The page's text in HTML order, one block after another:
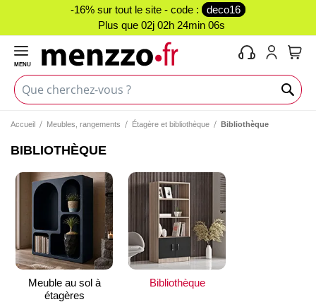
-16% sur tout le site - code :
deco16
Plus que 02j 02h 24min 05s
MENU
Accueil Meubles, rangements Étagère et bibliothèque Bibliothèque
BIBLIOTHÈQUE
Meuble au sol à
étagères
Bibliothèque